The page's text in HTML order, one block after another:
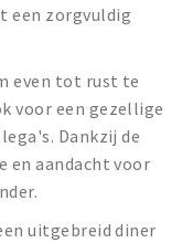
een zorgvuldig
even tot rust te
voor een gezellige
Dankzij de
en aandacht voor
uitgebreid diner